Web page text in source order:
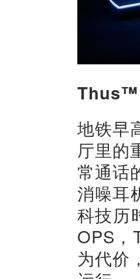
Thus™
地铁早
厅里的
常通话
消噪耳
科技历
OPS
为代价